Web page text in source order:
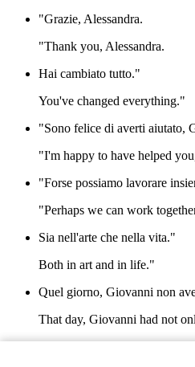
"Grazie, Alessandra.
"Thank you, Alessandra.
Hai cambiato tutto."
You've changed everything."
"Sono felice di averti aiutato,
"I'm happy to have helped
"Forse possiamo lavorare
"Perhaps we can work
Sia nell'arte che nella vita."
Both in art and in life."
Quel giorno, Giovanni non
That day, Giovanni had not